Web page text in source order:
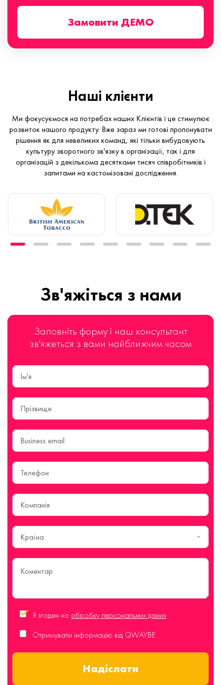
Замовити ДЕМО
Наші клієнти
Ми фокусуємося на потребах наших Клієнтів і це стимулює
розвиток нашого продукту. Вже зараз ми готові пропонувати
рішення як для невеликих команд, які тільки вибудовують
культуру зворотного зв'язку в організації, так і для
організацій з декількома десятками тисяч співробітників і
запитами на кастомізовані дослідження.
Зв'яжіться з нами
Заповніть форму і наш консультант
зв'яжеться з вами найближчим часом
Країна
Я згоден на обробку персональних даних
Отримувати інформацію від QWAYBE
Надіслати